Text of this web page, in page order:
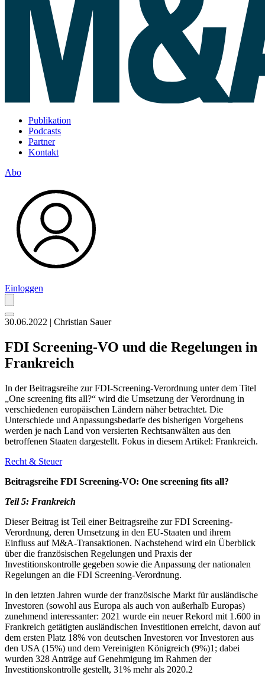
Publikation
Podcasts
Partner
Kontakt
Abo
Einloggen
30.06.2022 | Christian Sauer
FDI Screening-VO und die Regelungen in
Frankreich
In der Beitragsreihe zur FDI-Screening-Verordnung unter dem Titel
„One screening fits all?“ wird die Umsetzung der Verordnung in
verschiedenen europäischen Ländern näher betrachtet. Die
Unterschiede und Anpassungsbedarfe des bisherigen Vorgehens
werden je nach Land von versierten Rechtsanwälten aus den
betroffenen Staaten dargestellt. Fokus in diesem Artikel: Frankreich.
Recht & Steuer
Beitragsreihe FDI Screening-VO: One screening fits all?
Teil 5: Frankreich
Dieser Beitrag ist Teil einer Beitragsreihe zur FDI Screening-
Verordnung, deren Umsetzung in den EU-Staaten und ihrem
Einfluss auf M&A-Transaktionen. Nachstehend wird ein Überblick
über die französischen Regelungen und Praxis der
Investitionskontrolle gegeben sowie die Anpassung der nationalen
Regelungen an die FDI Screening-Verordnung.
In den letzten Jahren wurde der französische Markt für ausländische
Investoren (sowohl aus Europa als auch von außerhalb Europas)
zunehmend interessanter: 2021 wurde ein neuer Rekord mit 1.600 in
Frankreich getätigten ausländischen Investitionen erreicht, davon auf
dem ersten Platz 18% von deutschen Investoren vor Investoren aus
den USA (15%) und dem Vereinigten Königreich (9%)1; dabei
wurden 328 Anträge auf Genehmigung im Rahmen der
Investitionskontrolle gestellt, 31% mehr als 2020.2